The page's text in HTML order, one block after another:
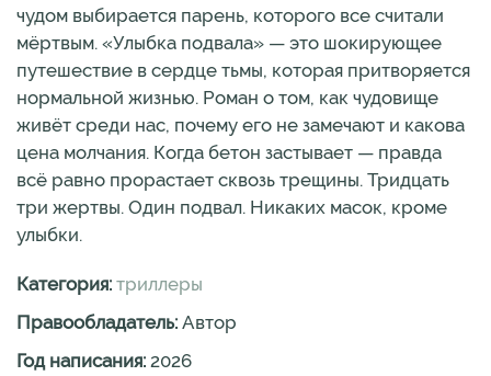
чудом выбирается парень, которого все считали
мёртвым. «Улыбка подвала» — это шокирующее
путешествие в сердце тьмы, которая притворяется
нормальной жизнью. Роман о том, как чудовище
живёт среди нас, почему его не замечают и какова
цена молчания. Когда бетон застывает — правда
всё равно прорастает сквозь трещины. Тридцать
три жертвы. Один подвал. Никаких масок, кроме
улыбки.
Категория: триллеры
Правообладатель: Автор
Год написания: 2026